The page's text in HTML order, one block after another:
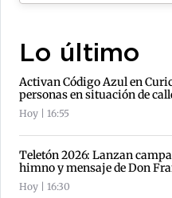
Lo último
Activan Código Azul en
personas en situación de
Hoy | 16:55
Teletón 2026: Lanzan
himno y mensaje de Don
Hoy | 16:30